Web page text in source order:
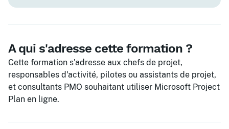
A qui s'adresse cette formation ?
Cette formation s'adresse aux chefs de projet,
responsables d'activité, pilotes ou assistants de projet,
et consultants PMO souhaitant utiliser Microsoft Project
Plan en ligne.